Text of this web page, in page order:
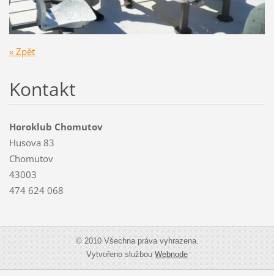
« Zpět
Kontakt
Horoklub Chomutov
Husova 83
Chomutov
43003
474 624 068
© 2010 Všechna práva vyhrazena.
Vytvořeno službouWebnode